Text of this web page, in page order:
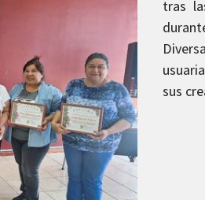
tras
sus